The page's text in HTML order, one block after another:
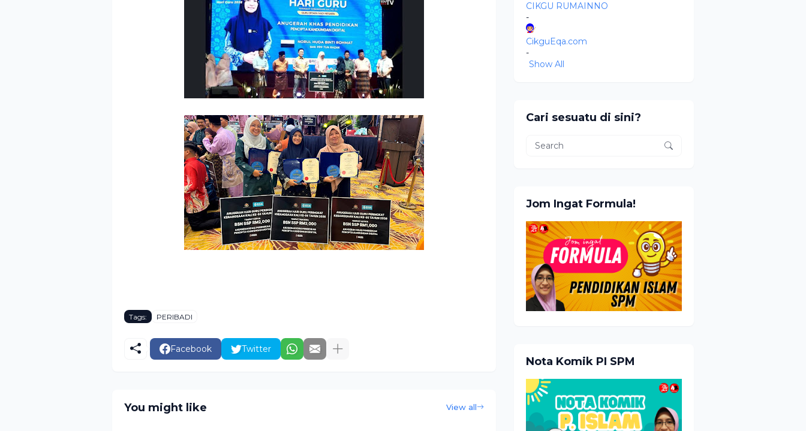
Tags: PERIBADI
Facebook Twitter
You might like View all
CIKGU RUMAINNO
-
CikguEqa.com
-
Show All
Cari sesuatu di sini?
Jom Ingat Formula!
Nota Komik PI SPM